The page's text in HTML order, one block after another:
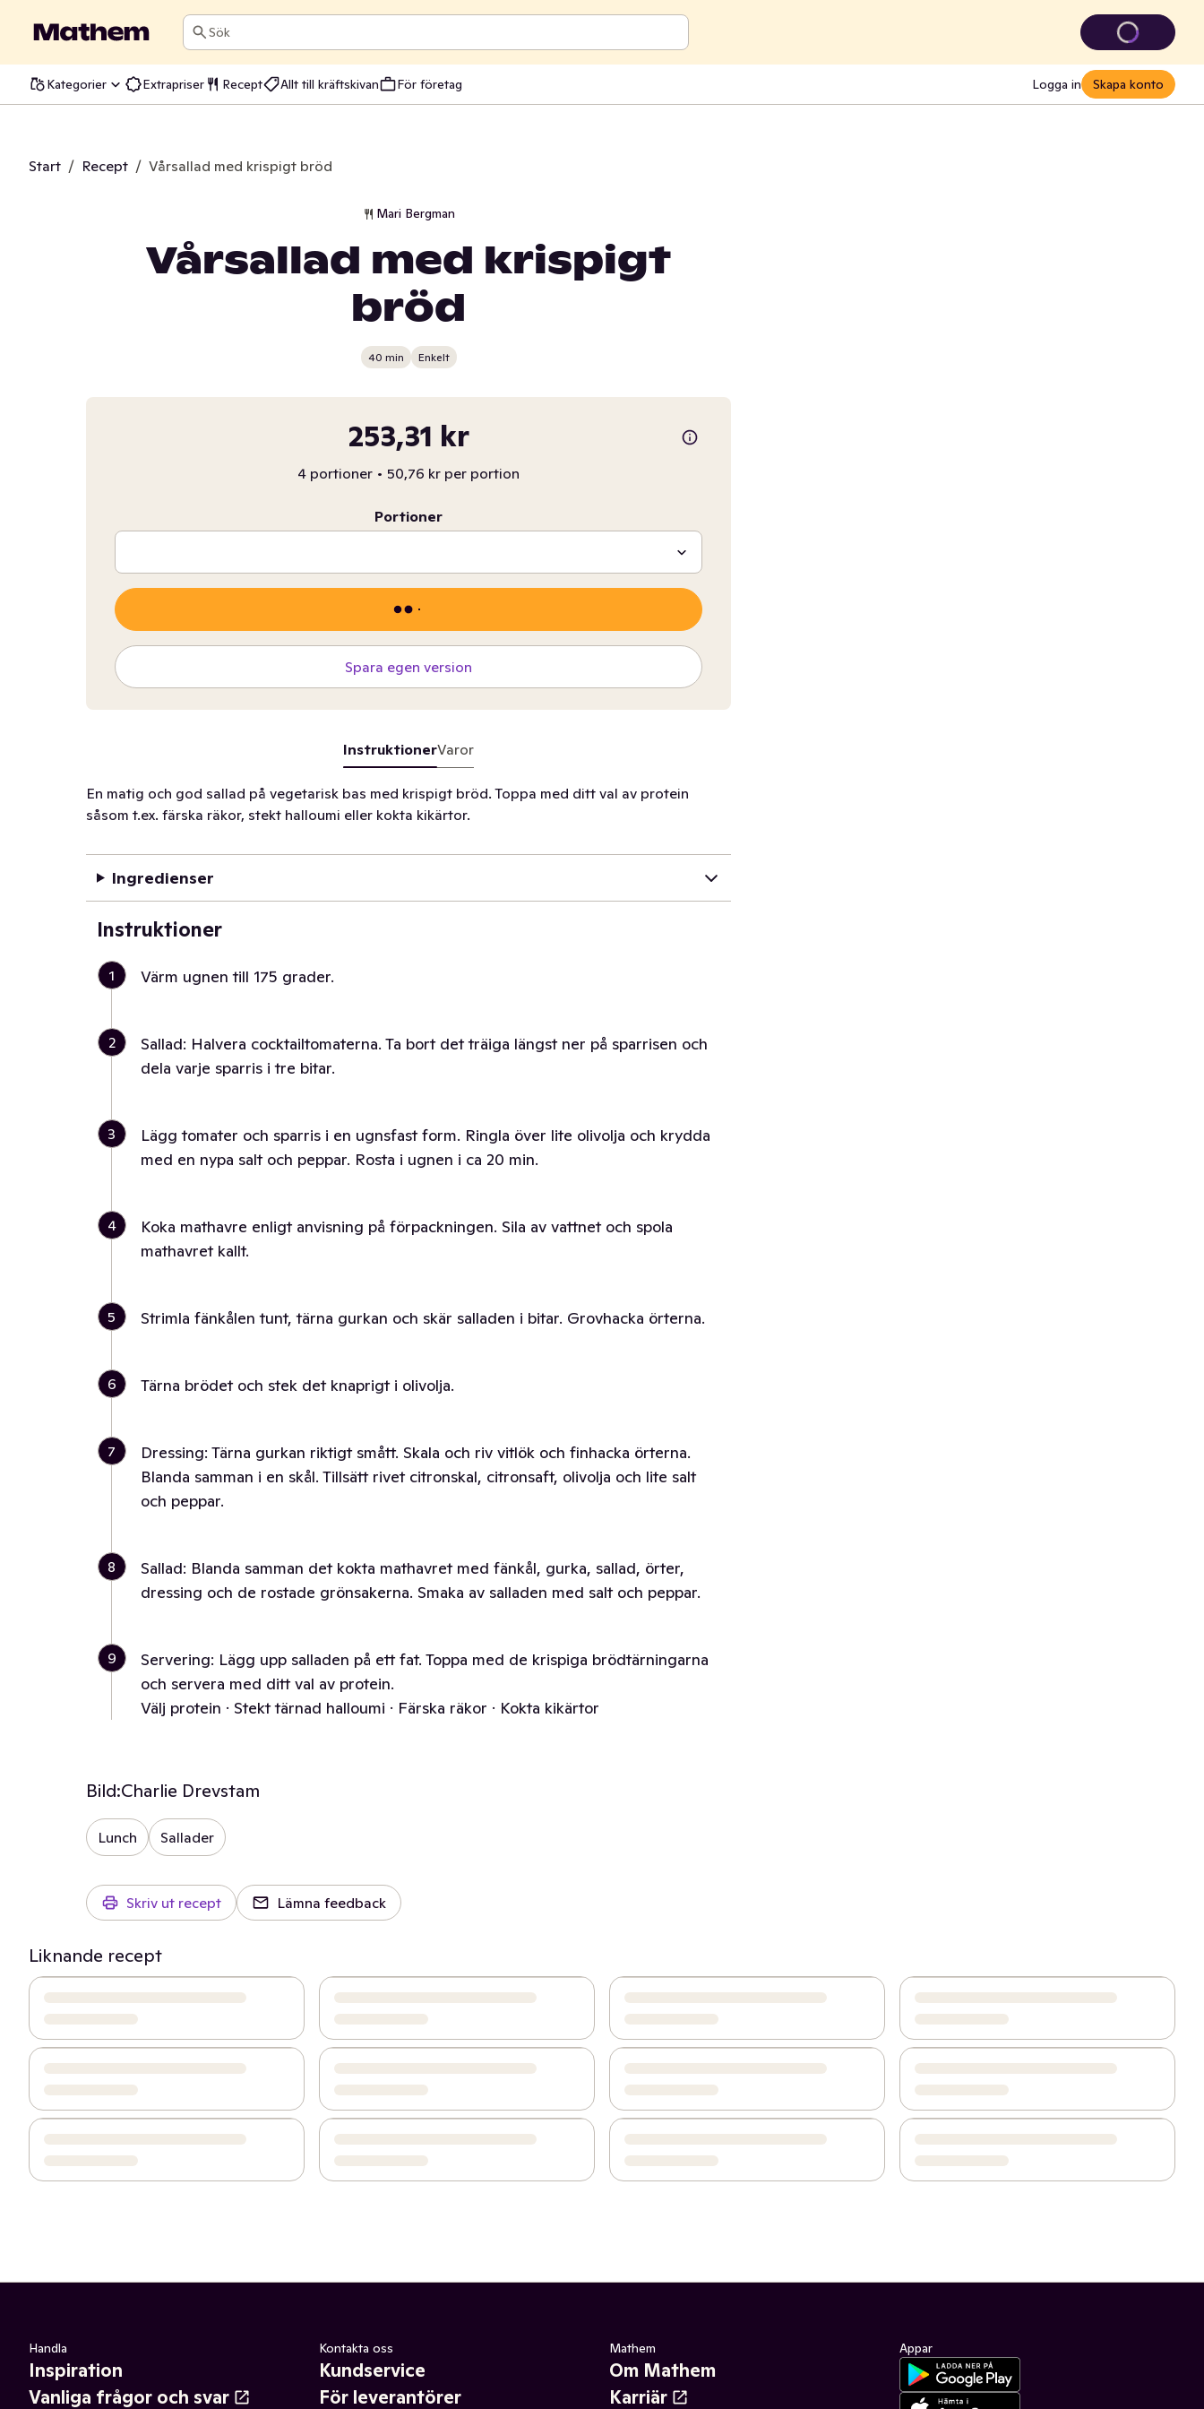
Sök
Kategorier Extrapriser Recept Allt till kräftskivan För företag Logga in Skapa konto
Start / Recept / Vårsallad med krispigt bröd
Mari Bergman
Vårsallad med krispigt
bröd
40 min Enkelt
253,31 kr
4 portioner • 50,76 kr per portion
Portioner
Spara egen version
InstruktionerVaror
En matig och god sallad på vegetarisk bas med krispigt bröd. Toppa med ditt val av protein
såsom t.ex. färska räkor, stekt halloumi eller kokta kikärtor.
Ingredienser
Instruktioner
1 Värm ugnen till 175 grader.
2
Sallad: Halvera cocktailtomaterna. Ta bort det träiga längst ner på sparrisen och
dela varje sparris i tre bitar.
3
Lägg tomater och sparris i en ugnsfast form. Ringla över lite olivolja och krydda
med en nypa salt och peppar. Rosta i ugnen i ca 20 min.
4
Koka mathavre enligt anvisning på förpackningen. Sila av vattnet och spola
mathavret kallt.
5 Strimla fänkålen tunt, tärna gurkan och skär salladen i bitar. Grovhacka örterna.
6 Tärna brödet och stek det knaprigt i olivolja.
7
Dressing: Tärna gurkan riktigt smått. Skala och riv vitlök och finhacka örterna.
Blanda samman i en skål. Tillsätt rivet citronskal, citronsaft, olivolja och lite salt
och peppar.
8
Sallad: Blanda samman det kokta mathavret med fänkål, gurka, sallad, örter,
dressing och de rostade grönsakerna. Smaka av salladen med salt och peppar.
9
Servering: Lägg upp salladen på ett fat. Toppa med de krispiga brödtärningarna
och servera med ditt val av protein.
Välj protein · Stekt tärnad halloumi · Färska räkor · Kokta kikärtor
Bild:Charlie Drevstam
Lunch Sallader
Skriv ut recept Lämna feedback
Liknande recept
Handla
Inspiration
Vanliga frågor och svar
Kontakta oss
Kundservice
För leverantörer
Mathem
Om Mathem
Karriär
Appar